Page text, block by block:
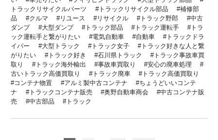
トラックリサイクルパーツ
トラックリサイクル部品
補修部
品
クルマ リユース リサイクル トラック野郎
中古
ダンプ
大型ダンプ トラック部品 トラック運転手
トラ
ック運転手と繋がりたい
電気自動車 自動車
トラックドラ
イバー
大型トラック トラック女子
トラック好きな人と繋
がりたい
トラック好き 石川県トラック
トラック事故車買
取り
トラック海外輸出 事故車買取り
安心の廃車処理
古いトラック高価買取り
トラック廃車
トラック高価買取り
コンテナ物置
アルミ製中古コンテナ
ちょうどいいコンテ
ナ
トラックコンテナ販売 奥野自動車商会
中古コンテナ販
売
中古部品 トラック